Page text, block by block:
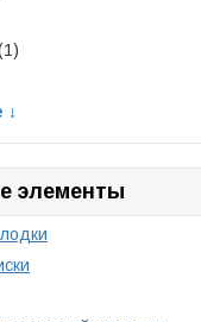
↓
элементы